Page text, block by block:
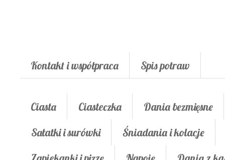
Kontakt i współpraca Spis potraw
Ciasta Ciasteczka
Dania bezmięsne
Sałatki i surówki
Śniadania i kolacje